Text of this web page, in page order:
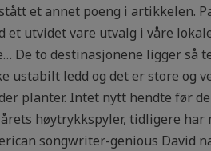
et annet poeng i artikkelen.
utvidet vare utvalg i våre
De to destinasjonene ligger så
ustabilt ledd og det er store og
planter. Intet nytt hendte før
høytrykkspyler, tidligere
songwriter-genious David